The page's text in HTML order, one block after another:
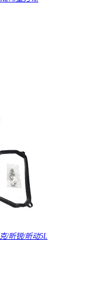
/昕锐/昕动5L